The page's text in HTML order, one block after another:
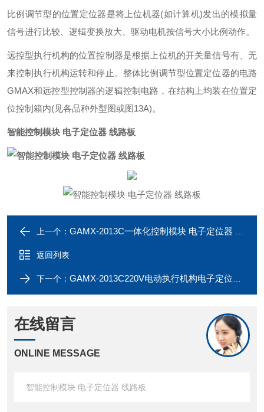
比例调节型的位置定位器是将上位机器(如计算机)发出的模拟量
信号进行比较、逻辑变换放大、驱动电机按信号大小比例动作。
远控型执行机构的位置控制器是根据上位机的开关量信号有、无
来控制执行机构运转和停止。整体比例调节型位置定位器的电路
GMAX和远控型控制器的逻辑控制电路，在结构上均装在位置定
位控制箱内(见各品种外型图或图13A)。
智能控制模块 电子定位器 线路板
上一个： GAMX-2013C一体化控制模块 电子定位器 电源板
返回列表
下一个： GAMX-2013C220V电动执行机构电子定位模块
在线留言
ONLINE MESSAGE